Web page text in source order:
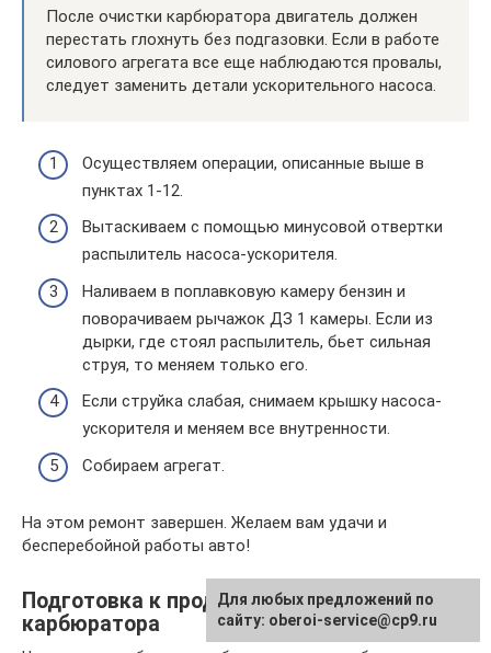
После очистки карбюратора двигатель должен
перестать глохнуть без подгазовки. Если в работе
силового агрегата все еще наблюдаются провалы,
следует заменить детали ускорительного насоса.
Осуществляем операции, описанные выше в
пунктах 1-12.
Вытаскиваем с помощью минусовой отвертки
распылитель насоса-ускорителя.
Наливаем в поплавковую камеру бензин и
поворачиваем рычажок ДЗ 1 камеры. Если из
дырки, где стоял распылитель, бьет сильная
струя, то меняем только его.
Если струйка слабая, снимаем крышку насоса-
ускорителя и меняем все внутренности.
Собираем агрегат.
На этом ремонт завершен. Желаем вам удачи и
бесперебойной работы авто!
Подготовка к продувке и промывке
карбюратора
Для любых предложений по
сайту: oberoi-service@cp9.ru